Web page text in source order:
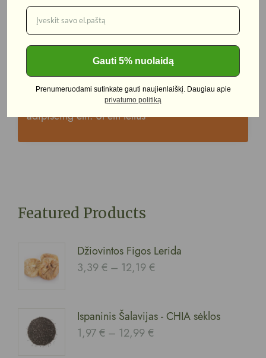
Suitable For Our Nature
Lorem ipsum dolor sit amet, consectetur
adipiscing elit. Ut elit tellus
Featured Products
Džiovintos Figos Lerida
3,39€ – 12,19€
Ispaninis Šalavijas - CHIA sėklos
1,97€ – 12,99€
Gauti 5% nuolaidą
Prenumeruodami sutinkate gauti naujienlaiškį. Daugiau apie
privatumo politiką